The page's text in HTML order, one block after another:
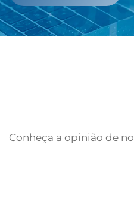
Conheça a opinião de